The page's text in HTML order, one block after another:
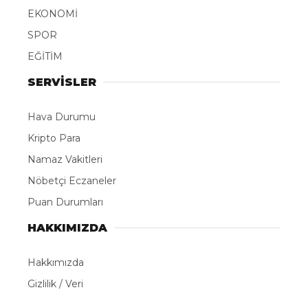
EKONOMİ
SPOR
EĞİTİM
SERVİSLER
Hava Durumu
Kripto Para
Namaz Vakitleri
Nöbetçi Eczaneler
Puan Durumları
HAKKIMIZDA
Hakkımızda
Gizlilik / Veri